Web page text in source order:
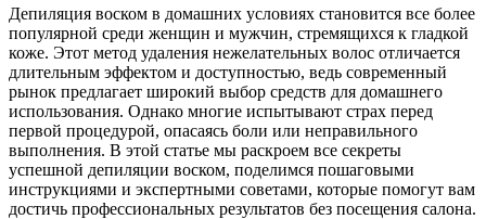
Депиляция воском в домашних условиях становится все более
популярной среди женщин и мужчин, стремящихся к гладкой
коже. Этот метод удаления нежелательных волос отличается
длительным эффектом и доступностью, ведь современный
рынок предлагает широкий выбор средств для домашнего
использования. Однако многие испытывают страх перед
первой процедурой, опасаясь боли или неправильного
выполнения. В этой статье мы раскроем все секреты
успешной депиляции воском, поделимся пошаговыми
инструкциями и экспертными советами, которые помогут вам
достичь профессиональных результатов без посещения салона.